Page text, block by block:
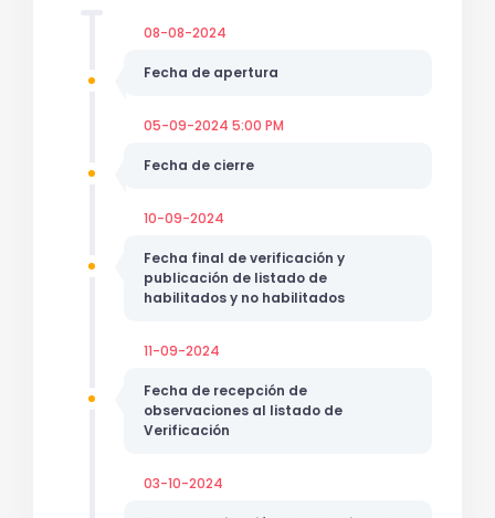
08-08-2024
Fecha de apertura
05-09-2024 5:00 PM
Fecha de cierre
10-09-2024
Fecha final de verificación y
publicación de listado de
habilitados y no habilitados
11-09-2024
Fecha de recepción de
observaciones al listado de
Verificación
03-10-2024